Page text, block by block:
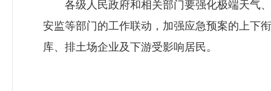
各级人民政府和相关部门要强化极端天气、
安监等部门的工作联动，加强应急预案的上下
库、排土场企业及下游受影响居民。